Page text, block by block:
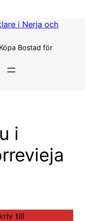
i Nerja och
Bostad för
i
till